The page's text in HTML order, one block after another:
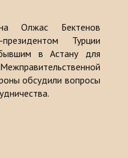
Олжас Бектенов
Турции
в Астану для
обсудили вопросы